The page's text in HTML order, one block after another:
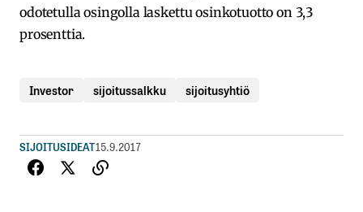
odotetulla osingolla laskettu osinkotuotto on 3,3
prosenttia.
Investor sijoitussalkku sijoitusyhtiö
SIJOITUSIDEAT15.9.2017